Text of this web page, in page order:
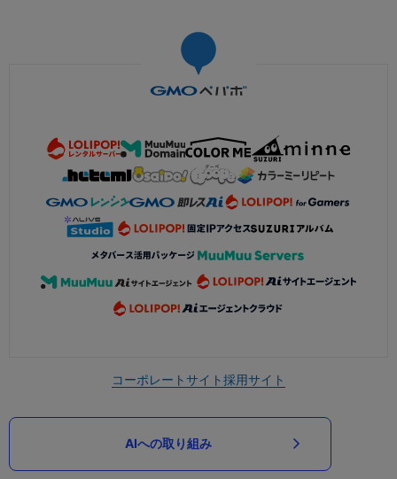
コーポレートサイト採用サイト
AIへの取り組み